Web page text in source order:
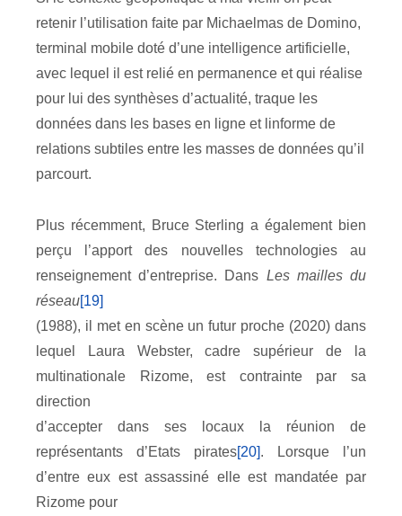
retenir l’utilisation faite par Michaelmas de Domino,
terminal mobile doté d’une intelligence artificielle,
avec lequel il est relié en permanence et qui réalise
pour lui des synthèses d’actualité, traque les
données dans les bases en ligne et linforme de
relations subtiles entre les masses de données qu’il
parcourt.
Plus récemment, Bruce Sterling a également bien
perçu l’apport des nouvelles technologies au
renseignement d’entreprise. Dans Les mailles du
réseau[19]
(1988), il met en scène un futur proche (2020) dans
lequel Laura Webster, cadre supérieur de la
multinationale Rizome, est contrainte par sa
direction
d’accepter dans ses locaux la réunion de
représentants d’Etats pirates[20]. Lorsque l’un
d’entre eux est assassiné elle est mandatée par
Rizome pour